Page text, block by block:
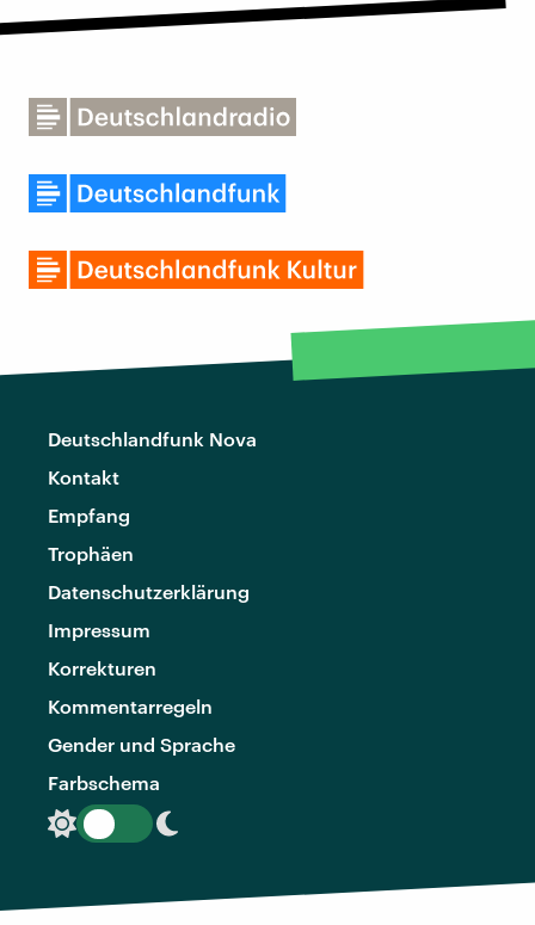
Deutschlandfunk Nova
Kontakt
Empfang
Trophäen
Datenschutzerklärung
Impressum
Korrekturen
Kommentarregeln
Gender und Sprache
Farbschema